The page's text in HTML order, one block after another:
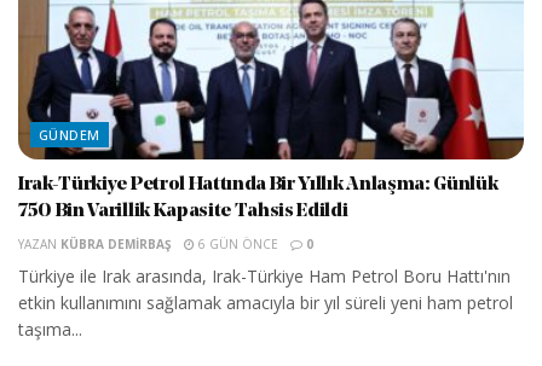
GÜNDEM
Irak-Türkiye Petrol Hattında Bir Yıllık Anlaşma: Günlük
750 Bin Varillik Kapasite Tahsis Edildi
YAZAN KÜBRA DEMIRBAŞ 6 GÜN ÖNCE 0
Türkiye ile Irak arasında, Irak-Türkiye Ham Petrol Boru Hattı'nın
etkin kullanımını sağlamak amacıyla bir yıl süreli yeni ham petrol
taşıma...